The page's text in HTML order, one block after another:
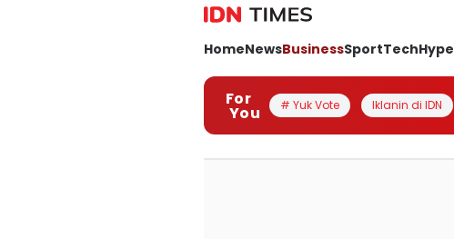
HomeNewsBusinessSportTechHype
For
You # Yuk Vote Iklanin di IDN